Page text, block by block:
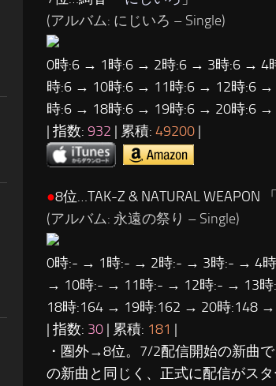
(アルバム: にじいろ – Single)
0時:6 → 1時:6 → 2時:6 → 3時:6 →
時:6 → 10時:6 → 11時:6 → 12時:6
時:6 → 18時:6 → 19時:6 → 20時:6
| 指数: 932 | 累積: 49200 |
●8位…TAK-Z & NATURAL WEAPON 「
(アルバム: 永遠の祭り – Single)
0時:- → 1時:- → 2時:- → 3時:- → 4
→ 10時:- → 11時:- → 12時:- → 13
18時:164 → 19時:162 → 20時:148
| 指数: 30 | 累積: 181 |
・圏外→8位。7/2配信開始の新曲で
の新曲と同じく、正式に配信がス